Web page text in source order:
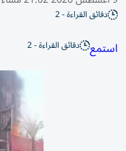
دقائق القراءة - 2
استمع دقائق القراءة - 2